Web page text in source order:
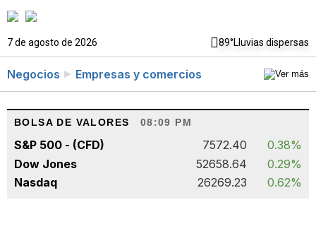
7 de agosto de 2026 89°Lluvias dispersas
Negocios Empresas y comercios
BOLSA DE VALORES 08:09 PM
S&P 500 - (CFD) 7572.40
0.38%
Dow Jones
52658.64
0.29%
Nasdaq
26269.23 0.62%